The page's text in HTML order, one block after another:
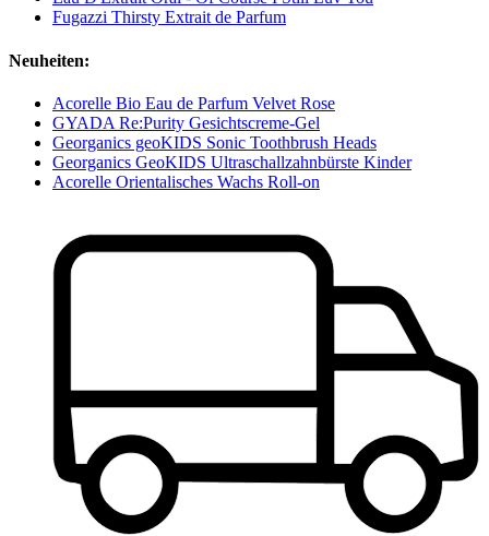
Fugazzi Thirsty Extrait de Parfum
Neuheiten:
Acorelle Bio Eau de Parfum Velvet Rose
GYADA Re:Purity Gesichtscreme-Gel
Georganics geoKIDS Sonic Toothbrush Heads
Georganics GeoKIDS Ultraschallzahnbürste Kinder
Acorelle Orientalisches Wachs Roll-on